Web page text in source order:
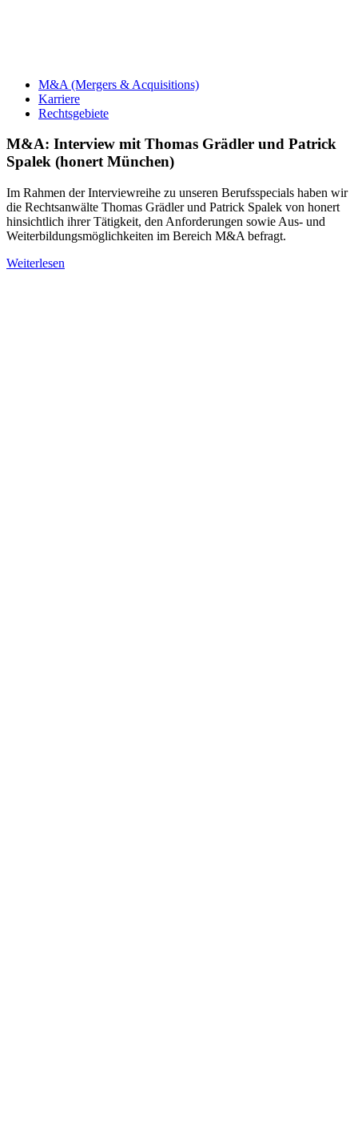
M&A (Mergers & Acquisitions)
Karriere
Rechtsgebiete
M&A: Interview mit Thomas Grädler und Patrick
Spalek (honert München)
Im Rahmen der Interviewreihe zu unseren Berufsspecials haben wir
die Rechtsanwälte Thomas Grädler und Patrick Spalek von honert
hinsichtlich ihrer Tätigkeit, den Anforderungen sowie Aus- und
Weiterbildungsmöglichkeiten im Bereich M&A befragt.
Weiterlesen